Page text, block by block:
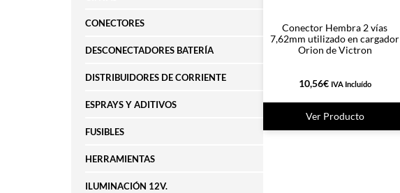
CONECTORES
DESCONECTADORES BATERÍA
DISTRIBUIDORES DE CORRIENTE
ESPRAYS Y ADITIVOS
FUSIBLES
HERRAMIENTAS
ILUMINACIÓN 12V.
Conector Hembra 2 vías
7,62mm utilizado en cargador
Orion de Victron
10,56€ IVA Incluído
Ver Producto